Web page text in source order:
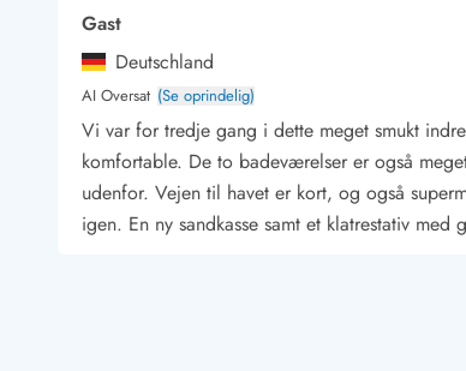
Kontakt BjerregårdKontakt Søndervig
Kontakt, åbningstider og døgnvagt
Feriehusudlejning siden 1965
Bæredygtighed
Gæsterne siger
Nyhedsbrev
Gast
Deutschland
AI Oversat (Se oprindelig)
Vi var for tredje gang i dette meget smukt
komfortable. De to badeværelser er også
udenfor. Vejen til havet er kort, og også
igen. En ny sandkasse samt et klatrestativ